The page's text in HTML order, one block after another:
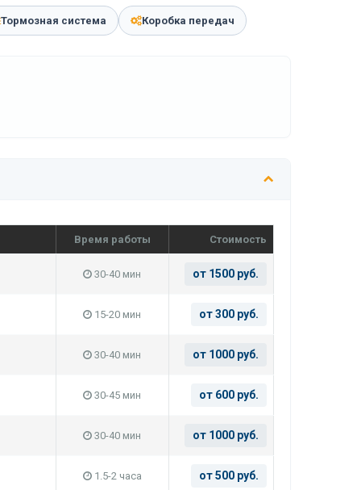
Тормозная система Коробка передач
Время работы Стоимость
30-40 мин от 1500 руб.
15-20 мин от 300 руб.
30-40 мин от 1000 руб.
30-45 мин от 600 руб.
30-40 мин от 1000 руб.
1.5-2 часа от 500 руб.